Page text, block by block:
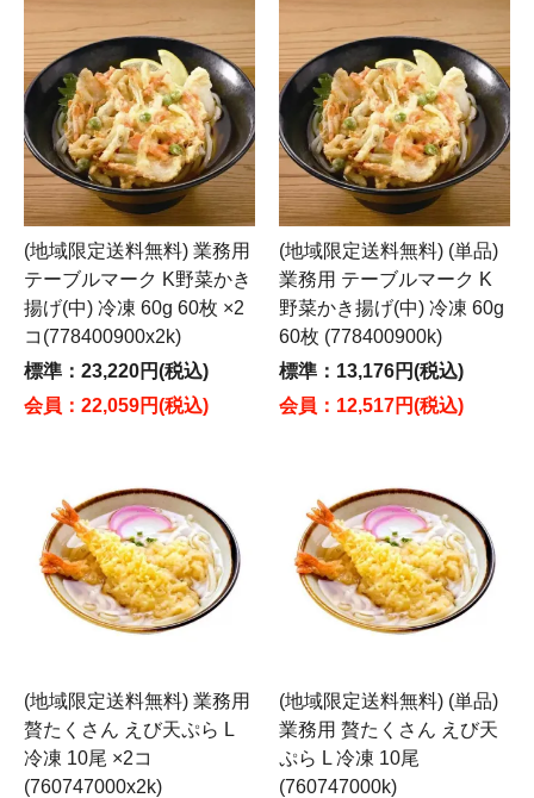
(地域限定送料無料) 業務用
テーブルマーク K野菜かき
揚げ(中) 冷凍 60g 60枚 ×2
コ(778400900x2k)
標準：23,220円(税込)
会員：22,059円(税込)
(地域限定送料無料) (単品)
業務用 テーブルマーク K
野菜かき揚げ(中) 冷凍 60g
60枚 (778400900k)
標準：13,176円(税込)
会員：12,517円(税込)
(地域限定送料無料) 業務用
贅たくさん えび天ぷら L
冷凍 10尾 ×2コ
(760747000x2k)
(地域限定送料無料) (単品)
業務用 贅たくさん えび天
ぷら L 冷凍 10尾
(760747000k)